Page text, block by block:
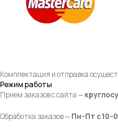
Комплектация и отправка
Режим работы
Прием заказов с сайта —
Обработка заказов —Пн-Пт с